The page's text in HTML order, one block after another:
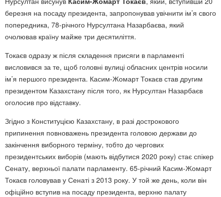
березня на посаду президента, запропонував увічнити ім’я свого
попередника, 78-річного Нурсултана Назарбаєва, який
очолював країну майже три десятиліття.
Токаєв одразу ж після складення присяги в парламенті
висловився за те, щоб головні вулиці обласних центрів носили
ім’я першого президента. Касим-Жомарт Токаєв став другим
президентом Казахстану після того, як Нурсултан Назарбаєв
оголосив про відставку.
Згідно з Конституцією Казахстану, в разі дострокового
припинення повноважень президента головою держави до
закінчення виборного терміну, тобто до чергових
президентських виборів (мають відбутися 2020 року) стає спікер
Сенату, верхньої палати парламенту. 65-річний Касим-Жомарт
Токаєв головував у Сенаті з 2013 року. У той же день, коли він
офіційно вступив на посаду президента, верхню палату